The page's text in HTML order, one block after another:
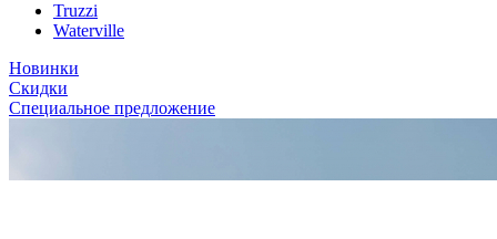
Truzzi
Waterville
Новинки
Скидки
Специальное предложение